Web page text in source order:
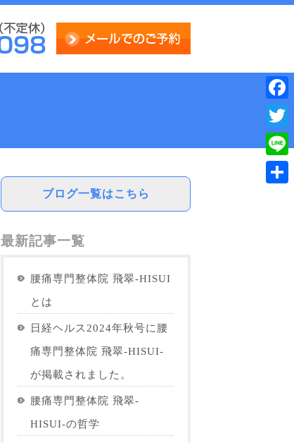
ブログ一覧はこちら
最新記事一覧
腰痛専門整体院 飛翠-HISUI
とは
日経ヘルス2024年秋号に腰
痛専門整体院 飛翠-HISUI-
が掲載されました。
腰痛専門整体院 飛翠-
HISUI-の哲学
Line